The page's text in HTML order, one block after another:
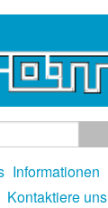
Informationen
Kontaktiere uns